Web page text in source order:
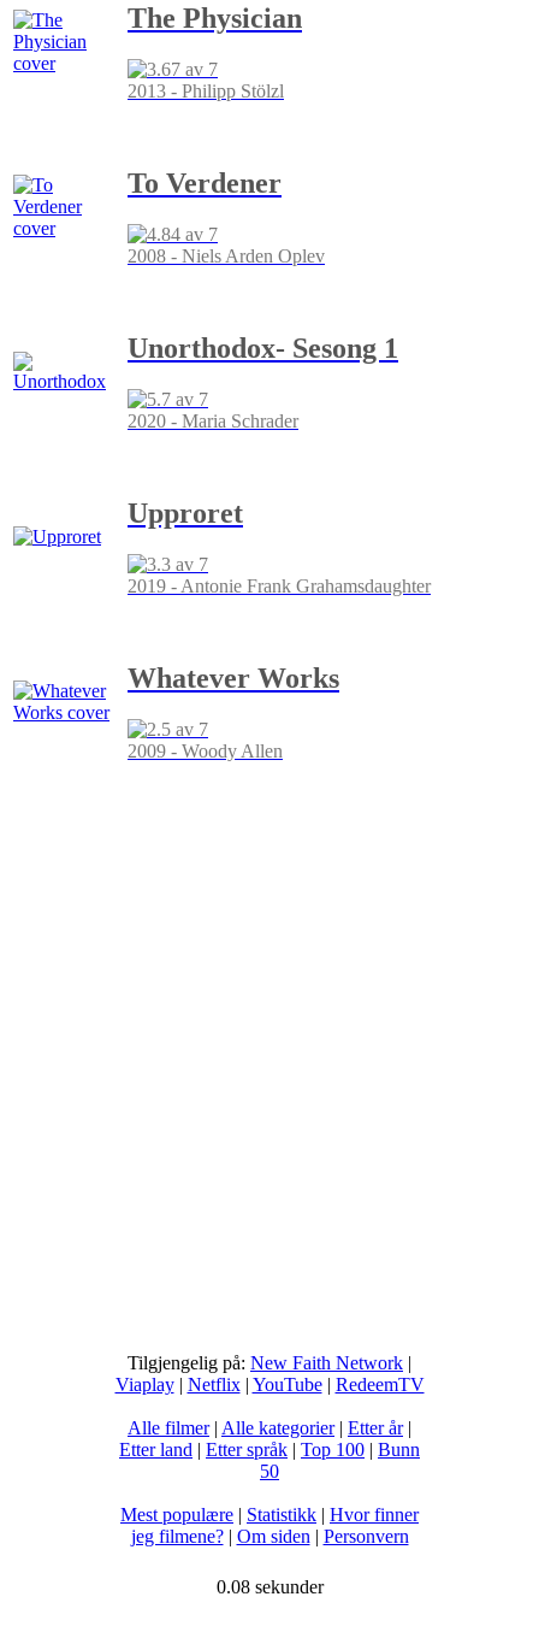
The Physician
2013 - Philipp Stölzl
To Verdener
2008 - Niels Arden Oplev
Unorthodox- Sesong 1
2020 - Maria Schrader
Upproret
2019 - Antonie Frank Grahamsdaughter
Whatever Works
2009 - Woody Allen
Tilgjengelig på: New Faith Network |
Viaplay| Netflix| YouTube| RedeemTV
Alle filmer| Alle kategorier| Etter år|
Etter land | Etter språk | Top 100 | Bunn
50
Mest populære | Statistikk | Hvor finner
jeg filmene?| Om siden | Personvern
0.08 sekunder